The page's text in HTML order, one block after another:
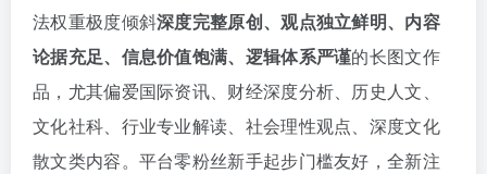
法权重极度倾斜深度完整原创、观点独立鲜明、内容
论据充足、信息价值饱满、逻辑体系严谨的长图文作
品，尤其偏爱国际资讯、财经深度分析、历史人文、
文化社科、行业专业解读、社会理性观点、深度文化
散文类内容。平台零粉丝新手起步门槛友好，全新注